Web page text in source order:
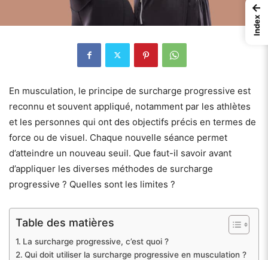
En musculation, le principe de surcharge progressive est
reconnu et souvent appliqué, notamment par les athlètes
et les personnes qui ont des objectifs précis en termes de
force ou de visuel. Chaque nouvelle séance permet
d’atteindre un nouveau seuil. Que faut-il savoir avant
d’appliquer les diverses méthodes de surcharge
progressive ? Quelles sont les limites ?
Table des matières
La surcharge progressive, c’est quoi ?
Qui doit utiliser la surcharge progressive en musculation ?
←
Index